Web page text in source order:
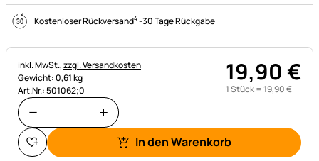
Kostenloser Rückversand4-30 Tage Rückgabe
Steuerhinweis:
inkl. MwSt.,zzgl. Versandkosten
Gewicht: 0,61 kg
Art.Nr.: 501062;0
19,90€
1 Stück =19,90€
In den Warenkorb